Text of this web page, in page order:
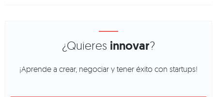
¿Quieres innovar?
¡Aprende a crear, negociar y tener éxito con startups!